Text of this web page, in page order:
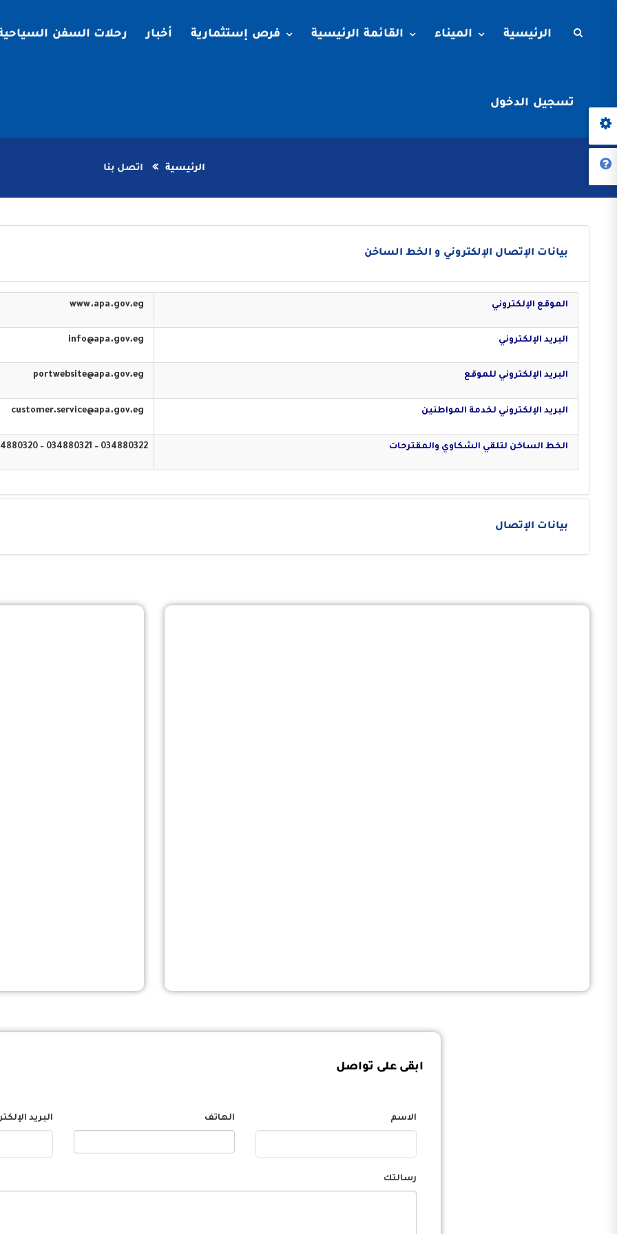
الرئيسية الميناء القائمة الرئيسية فرص إستثمارية أخبار رحلات السفن
تسجيل الدخول
الرئيسية اتصل بنا
بيانات الإتصال الإلكتروني و الخط الساخن
الموقع الإلكتروني
البريد الإلكتروني
البريد الإلكتروني للموقع
البريد الإلكتروني لخدمة المواطنين
الخط الساخن لتلقي الشكاوي والمقترحات 034880322 – 034880321 – 034880320 – 16583
بيانات الإتصال
ابقى على تواصل
الاسم الهاتف البريد
رسالتك